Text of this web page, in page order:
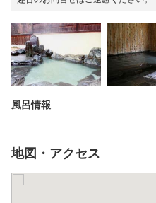
風呂情報
地図・アクセス